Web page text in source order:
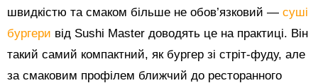
швидкістю та смаком більше не обов’язковий — суші
бургери від Sushi Master доводять це на практиці. Він
такий самий компактний, як бургер зі стріт-фуду, але
за смаковим профілем ближчий до ресторанного